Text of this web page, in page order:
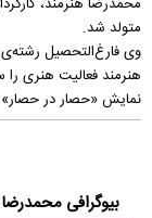
متولد شد.
وی فارغ‌التحصیل
نمایش «حصار در
بیوگرافی